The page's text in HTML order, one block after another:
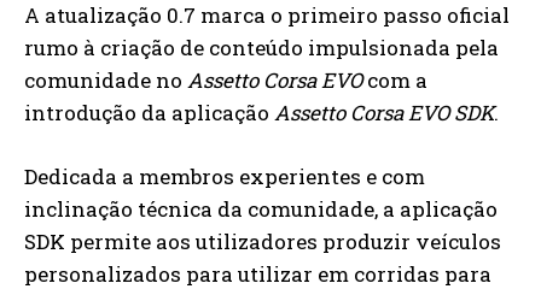
A atualização 0.7 marca o primeiro passo oficial
rumo à criação de conteúdo impulsionada pela
comunidade no Assetto Corsa EVOcom a
introdução da aplicação Assetto Corsa EVO SDK.
Dedicada a membros experientes e com
inclinação técnica da comunidade, a aplicação
SDK permite aos utilizadores produzir veículos
personalizados para utilizar em corridas para